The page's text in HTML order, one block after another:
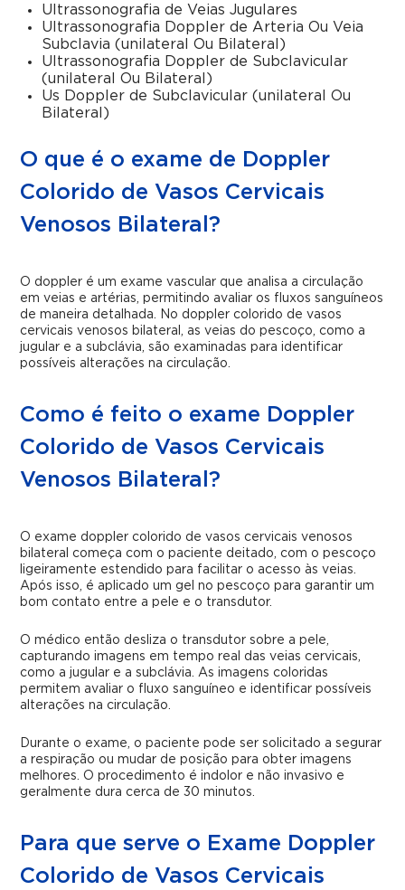
Ultrassonografia de Veias Jugulares
Ultrassonografia Doppler de Arteria Ou Veia
Subclavia (unilateral Ou Bilateral)
Ultrassonografia Doppler de Subclavicular
(unilateral Ou Bilateral)
Us Doppler de Subclavicular (unilateral Ou
Bilateral)
O que é o exame de Doppler
Colorido de Vasos Cervicais
Venosos Bilateral?
O doppler é um exame vascular que analisa a circulação
em veias e artérias, permitindo avaliar os fluxos sanguíneos
de maneira detalhada. No doppler colorido de vasos
cervicais venosos bilateral, as veias do pescoço, como a
jugular e a subclávia, são examinadas para identificar
possíveis alterações na circulação.
Como é feito o exame Doppler
Colorido de Vasos Cervicais
Venosos Bilateral?
O exame doppler colorido de vasos cervicais venosos
bilateral começa com o paciente deitado, com o pescoço
ligeiramente estendido para facilitar o acesso às veias.
Após isso, é aplicado um gel no pescoço para garantir um
bom contato entre a pele e o transdutor.
O médico então desliza o transdutor sobre a pele,
capturando imagens em tempo real das veias cervicais,
como a jugular e a subclávia. As imagens coloridas
permitem avaliar o fluxo sanguíneo e identificar possíveis
alterações na circulação.
Durante o exame, o paciente pode ser solicitado a segurar
a respiração ou mudar de posição para obter imagens
melhores. O procedimento é indolor e não invasivo e
geralmente dura cerca de 30 minutos.
Para que serve o Exame Doppler
Colorido de Vasos Cervicais